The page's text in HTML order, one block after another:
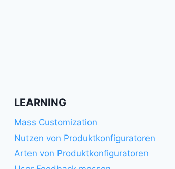
LEARNING
Mass Customization
Nutzen von Produktkonfiguratoren
Arten von Produktkonfiguratoren